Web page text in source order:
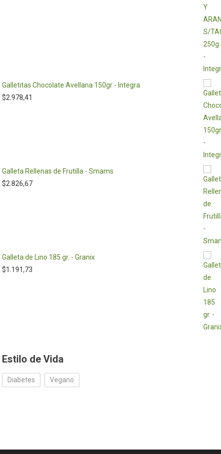
Galletitas Chocolate Avellana 150gr - Integra
$2.978,41
Galleta Rellenas de Frutilla - Smams
$2.826,67
Galleta de Lino 185 gr. - Granix
$1.191,73
Estilo de Vida
Diabetes Vegano